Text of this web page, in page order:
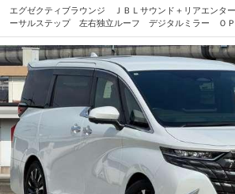
エグゼクティブラウンジ ＪＢＬサウンド＋リアエンタ
ーサルステップ 左右独立ルーフ デジタルミラー Ｏ
チＡＷ パノラミックビューモニター ブラインドスポ
ー パワーバックドア ＥＴＣ２．０ 置くだけ（愛知